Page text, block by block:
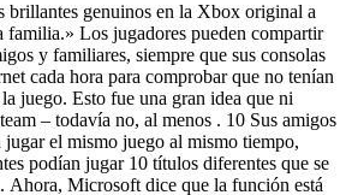
brillantes genuinos en la Xbox original a
familia.» Los jugadores pueden compartir
y familiares, siempre que sus consolas
cada hora para comprobar que no tenían
juego. Esto fue una gran idea que ni
– todavía no, al menos . 10 Sus amigos
el mismo juego al mismo tiempo,
podían jugar 10 títulos diferentes que se
Ahora, Microsoft dice que la función está